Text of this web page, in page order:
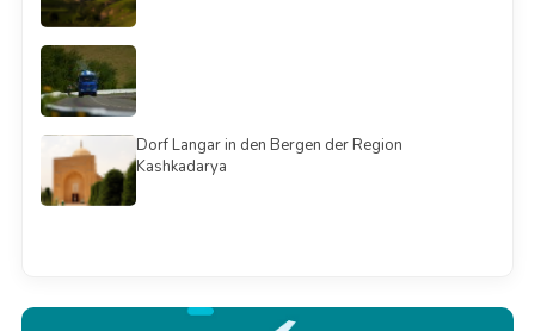
Dorf Langar in den Bergen der Region
Kashkadarya